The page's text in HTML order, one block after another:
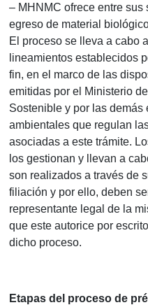
– MHNMC ofrece entre sus
egreso de material
El proceso se lleva a cabo
lineamientos establecidos
fin, en el marco de las
emitidas por el Ministerio
Sostenible y por las demás
ambientales que regulan
asociadas a este trámite.
los gestionan y llevan a
son realizados a través de
filiación y por ello, deben
representante legal de la
que este autorice por
dicho proceso.
Etapas del proceso de